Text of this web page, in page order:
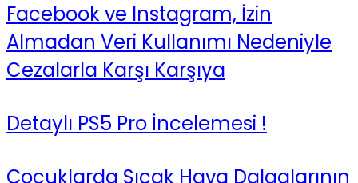
Facebook ve Instagram, İzin
Almadan Veri Kullanımı Nedeniyle
Cezalarla Karşı Karşıya
Detaylı PS5 Pro İncelemesi !
Çocuklarda Sıcak Hava Dalgalarının